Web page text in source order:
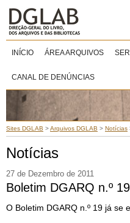
INÍCIO ÁREA ARQUIVOS
CANAL DE DENÚNCIAS
Sites DGLAB >Arquivos DGLAB > Notícias
Notícias
27 de Dezembro de 2011
Boletim DGARQ n.º 19
O Boletim DGARQ n.º 19 já se